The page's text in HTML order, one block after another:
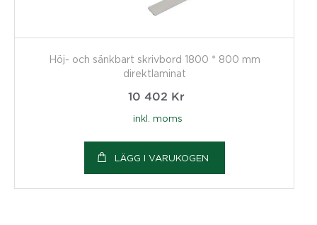
Höj- och sänkbart skrivbord 1800 * 800 mm
direktlaminat
10 402 Kr
inkl. moms
LÄGG I VARUKOGEN